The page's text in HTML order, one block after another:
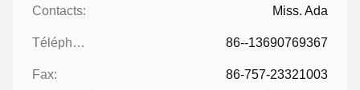
Contacts: Miss. Ada
Téléphone: 86--13690769367
Fax: 86-757-23321003